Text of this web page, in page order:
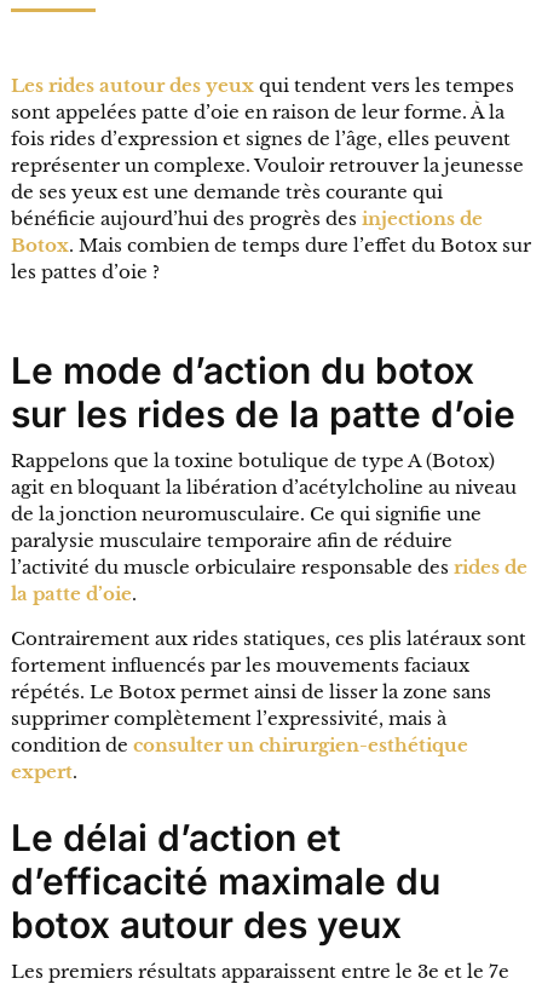
Les rides autour des yeuxqui tendent vers les tempes
sont appelées patte d’oie en raison de leur forme. À la
fois rides d’expression et signes de l’âge, elles peuvent
représenter un complexe. Vouloir retrouver la jeunesse
de ses yeux est une demande très courante qui
bénéficie aujourd’hui des progrès des injections de
Botox. Mais combien de temps dure l’effet du Botox sur
les pattes d’oie ?
Le mode d’action du botox
sur les rides de la patte d’oie
Rappelons que la toxine botulique de type A (Botox)
agit en bloquant la libération d’acétylcholine au niveau
de la jonction neuromusculaire. Ce qui signifie une
paralysie musculaire temporaire afin de réduire
l’activité du muscle orbiculaire responsable des rides de
la patte d’oie.
Contrairement aux rides statiques, ces plis latéraux sont
fortement influencés par les mouvements faciaux
répétés. Le Botox permet ainsi de lisser la zone sans
supprimer complètement l’expressivité, mais à
condition de consulter un chirurgien-esthétique
expert.
Le délai d’action et
d’efficacité maximale du
botox autour des yeux
Les premiers résultats apparaissent entre le 3e et le 7e